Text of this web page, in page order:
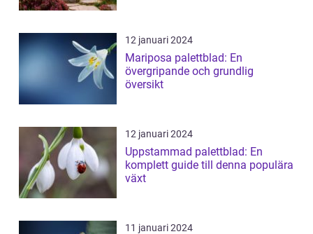
12 januari 2024
Mariposa palettblad: En
övergripande och grundlig
översikt
12 januari 2024
Uppstammad palettblad: En
komplett guide till denna populära
växt
11 januari 2024